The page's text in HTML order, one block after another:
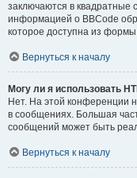
заключаются в квадратные
информацией о BBCode
которое доступна из
Вернуться к началу
Могу ли я использовать
Нет. На этой конференции
в сообщениях. Большая
сообщений может быть
Вернуться к началу